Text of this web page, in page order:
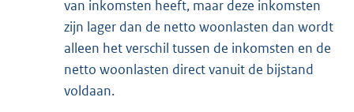
van inkomsten heeft, maar deze inkomsten
zijn lager dan de netto woonlasten dan wordt
alleen het verschil tussen de inkomsten en de
netto woonlasten direct vanuit de bijstand
voldaan.